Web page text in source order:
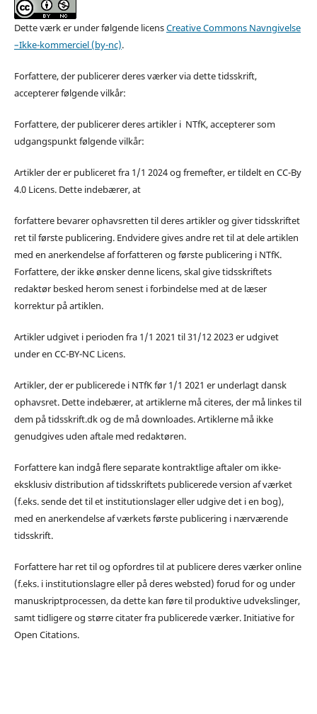
Dette værk er under følgende licensCreative Commons Navngivelse
–Ikke-kommerciel (by-nc).
Forfattere, der publicerer deres værker via dette tidsskrift,
accepterer følgende vilkår:
Forfattere, der publicerer deres artikler i NTfK, accepterer som
udgangspunkt følgende vilkår:
Artikler der er publiceret fra 1/1 2024 og fremefter, er tildelt en CC-By
4.0 Licens. Dette indebærer, at
forfattere bevarer ophavsretten til deres artikler og giver tidsskriftet
ret til første publicering. Endvidere gives andre ret til at dele artiklen
med en anerkendelse af forfatteren og første publicering i NTfK.
Forfattere, der ikke ønsker denne licens, skal give tidsskriftets
redaktør besked herom senest i forbindelse med at de læser
korrektur på artiklen.
Artikler udgivet i perioden fra 1/1 2021 til 31/12 2023 er udgivet
under en CC-BY-NC Licens.
Artikler, der er publicerede i NTfK før 1/1 2021 er underlagt dansk
ophavsret. Dette indebærer, at artiklerne må citeres, der må linkes til
dem på tidsskrift.dk og de må downloades. Artiklerne må ikke
genudgives uden aftale med redaktøren.
Forfattere kan indgå flere separate kontraktlige aftaler om ikke-
eksklusiv distribution af tidsskriftets publicerede version af værket
(f.eks. sende det til et institutionslager eller udgive det i en bog),
med en anerkendelse af værkets første publicering i nærværende
tidsskrift.
Forfattere har ret til og opfordres til at publicere deres værker online
(f.eks. i institutionslagre eller på deres websted) forud for og under
manuskriptprocessen, da dette kan føre til produktive udvekslinger,
samt tidligere og større citater fra publicerede værker. Initiative for
Open Citations.